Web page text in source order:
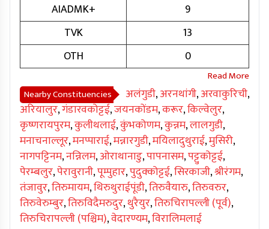
AIADMK+
9
TVK
13
OTH
0
Nearby Constituencies अलंगुडी,अरनथांगी,अरवाकुरिची,
अरियालुर,गंडारवकोट्टई,जयनकोंडम,करूर,किल्वेलुर,
कृष्णरायपुरम,कुलीथलाई,कुंभकोणम,कुन्नम,लालगुडी,
मनाचनाल्लूर,मनप्पाराई,मन्नारगुडी,मयिलादुथुराई,मुसिरी,
नागपट्टिनम,नन्निलम,ओराथानाडु,पापनासम,पट्टुकोट्टई,
पेरम्बलुर,पेरावुरानी,पूम्पुहार,पुदुक्कोट्टई,सिरकाजी,श्रीरंगम,
तंजावुर,तिरुमायम,थिरुथुराईपूंडी,तिरुवैयारु,तिरुवरुर,
तिरुवेरुम्बुर,तिरुविदैमरुदुर,थुरैयुर,तिरुचिरापल्ली (पूर्व),
तिरुचिरापल्ली (पश्चिम),वेदारण्यम,विरालिमलाई